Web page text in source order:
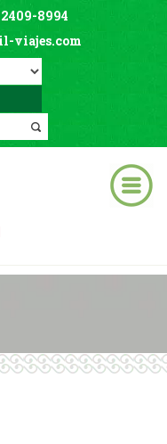
2409-8994
viajes.com